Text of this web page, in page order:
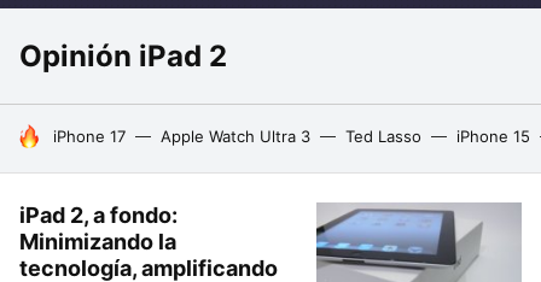
Opinión iPad 2
HOY SE HABLA DE
iPhone 17 Apple Watch Ultra 3 Ted Lasso iPhone 15
iPad 2, a fondo:
Minimizando la
tecnología, amplificando